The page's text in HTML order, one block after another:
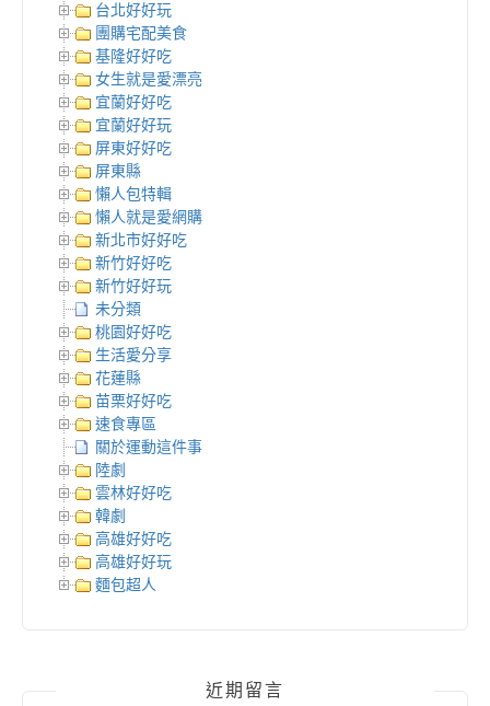
台北好好玩
團購宅配美食
基隆好好吃
女生就是愛漂亮
宜蘭好好吃
宜蘭好好玩
屏東好好吃
屏東縣
懶人包特輯
懶人就是愛網購
新北市好好吃
新竹好好吃
新竹好好玩
未分類
桃園好好吃
生活愛分享
花蓮縣
苗栗好好吃
速食專區
關於運動這件事
陸劇
雲林好好吃
韓劇
高雄好好吃
高雄好好玩
麵包超人
近期留言